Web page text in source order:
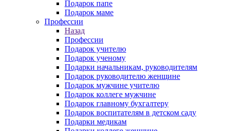
Подарок папе
Подарок маме
Профессии
Назад
Профессии
Подарок учителю
Подарок ученому
Подарки начальникам, руководителям
Подарок руководителю женщине
Подарок мужчине учителю
Подарок коллеге мужчине
Подарок главному бухгалтеру
Подарок воспитателям в детском саду
Подарки медикам